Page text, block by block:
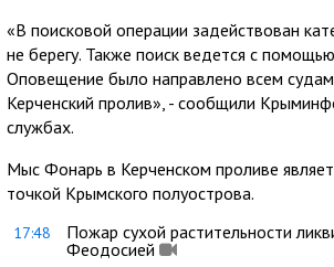
«В поисковой операции задействован
не берегу. Также поиск ведется с
Оповещение было направлено всем
Керченский пролив», - сообщили
службах.
Мыс Фонарь в Керченском проливе
точкой Крымского полуострова.
17:48
Пожар сухой растительности
Феодосией